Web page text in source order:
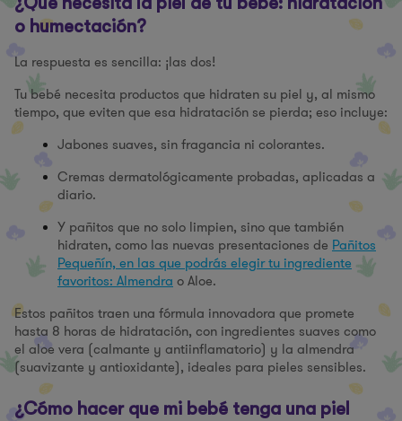
o humectación?
La respuesta es sencilla: ¡las dos!
Tu bebé necesita productos que hidraten su piel y, al mismo
tiempo, que eviten que esa hidratación se pierda; eso incluye:
Jabones suaves, sin fragancia ni colorantes.
Cremas dermatológicamente probadas, aplicadas a
diario.
Y pañitos que no solo limpien, sino que también
hidraten, como las nuevas presentaciones de Pañitos
Pequeñín, en las que podrás elegir tu ingrediente
favoritos: Almendra o Aloe.
Estos pañitos traen una fórmula innovadora que promete
hasta 8 horas de hidratación, con ingredientes suaves como
el aloe vera (calmante y antiinflamatorio) y la almendra
(suavizante y antioxidante), ideales para pieles sensibles.
¿Cómo hacer que mi bebé tenga una piel